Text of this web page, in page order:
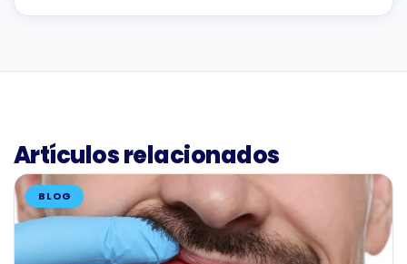
Artículos relacionados
BLOG